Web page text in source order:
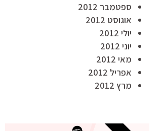
ספטמבר 2012
אוגוסט 2012
יולי 2012
יוני 2012
מאי 2012
אפריל 2012
מרץ 2012